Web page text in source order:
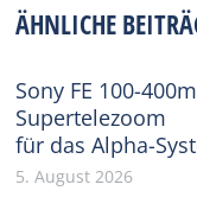
ÄHNLICHE
Sony FE 100-
Supertelezoom
für das Alpha-
5. August 2026